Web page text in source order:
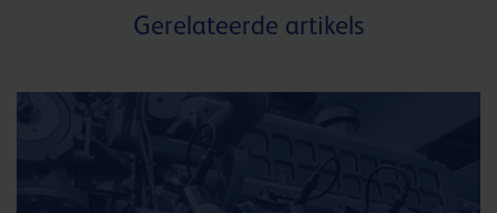
Gerelateerde artikels